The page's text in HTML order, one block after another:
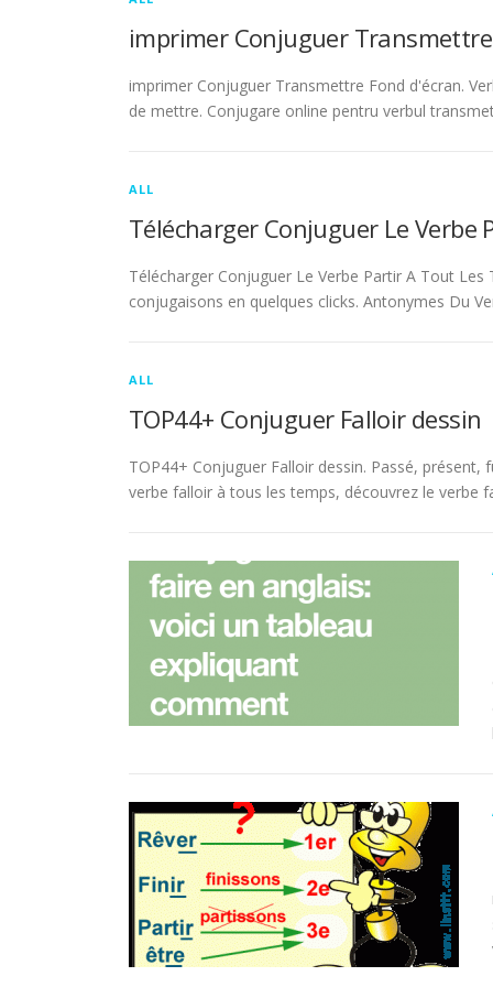
imprimer Conjuguer
imprimer Conjuguer Transmettre Fond d'écran.
de mettre. Conjugare online pentru verbul
ALL
Télécharger Conjuguer Le Verbe
Télécharger Conjuguer Le Verbe Partir A Tout
conjugaisons en quelques clicks. Antonymes Du
ALL
TOP44+ Conjuguer Falloir dessin
TOP44+ Conjuguer Falloir dessin. Passé,
verbe falloir à tous les temps, découvrez le verbe